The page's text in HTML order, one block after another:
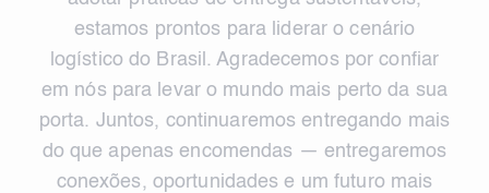
estamos prontos para liderar o cenário
logístico do Brasil. Agradecemos por confiar
em nós para levar o mundo mais perto da sua
porta. Juntos, continuaremos entregando mais
do que apenas encomendas — entregaremos
conexões, oportunidades e um futuro mais